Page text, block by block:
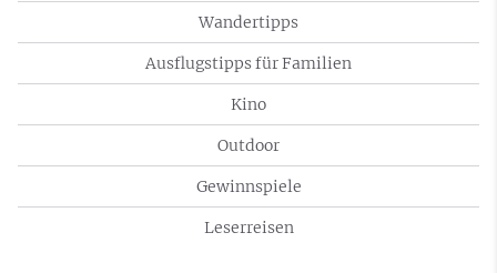
Wandertipps
Ausflugstipps für Familien
Kino
Outdoor
Gewinnspiele
Leserreisen